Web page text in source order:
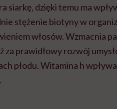
siarkę, dzięki temu ma
stężenie biotyny w
włosów. Wzmacnia
za prawidłowy rozwój
płodu. Witamina h
.